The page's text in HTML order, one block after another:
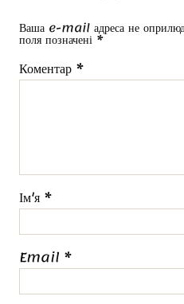
Ваша e-mail адреса не
поля позначені *
Коментар*
Ім'я*
Email *